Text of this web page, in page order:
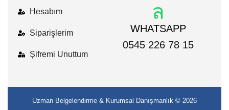
Hesabım
Siparişlerim
Şifremi Unuttum
WHATSAPP
0545 226 78 15
Uzman Belgelendirme & Kurumsal Danışmanlık © 2026